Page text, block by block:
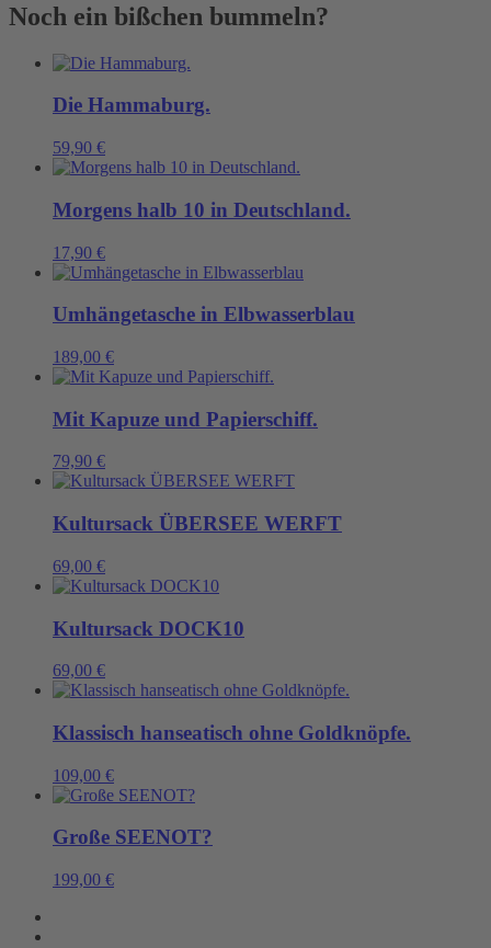
Noch ein bißchen bummeln?
Die Hammaburg.
59,90 €
Morgens halb 10 in Deutschland.
17,90 €
Umhängetasche in Elbwasserblau
189,00 €
Mit Kapuze und Papierschiff.
79,90 €
Kultursack ÜBERSEE WERFT
69,00 €
Kultursack DOCK10
69,00 €
Klassisch hanseatisch ohne Goldknöpfe.
109,00 €
Große SEENOT?
199,00 €